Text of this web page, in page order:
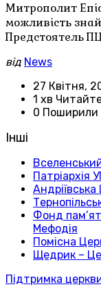
Митрополит
можливість
Предстоятель
від News
27 Квітня,
1 хв
0 Поширили
Інші
Патріархія
Фонд
Мефодія
Помісна
Щедрик –
Підтримка